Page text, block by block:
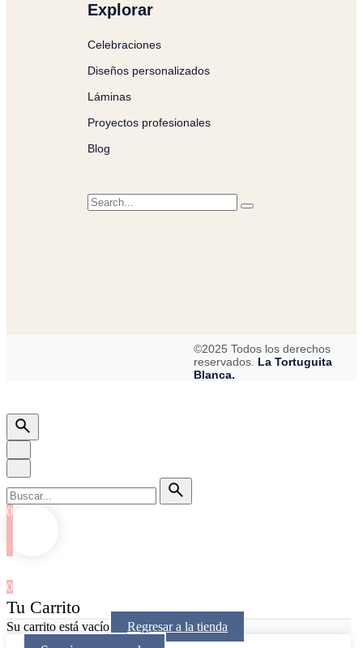
Explorar
Celebraciones
Diseños personalizados
Láminas
Proyectos profesionales
Blog
©2025 Todos los derechos
reservados. La Tortuguita
Blanca.
0
0
Tu Carrito
Su carrito está vacío Regresar a la tienda